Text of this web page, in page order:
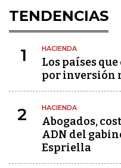
TENDENCIAS
1 HACIENDA
Los países
por inversión
2 HACIENDA
Abogados,
ADN del
Espriella